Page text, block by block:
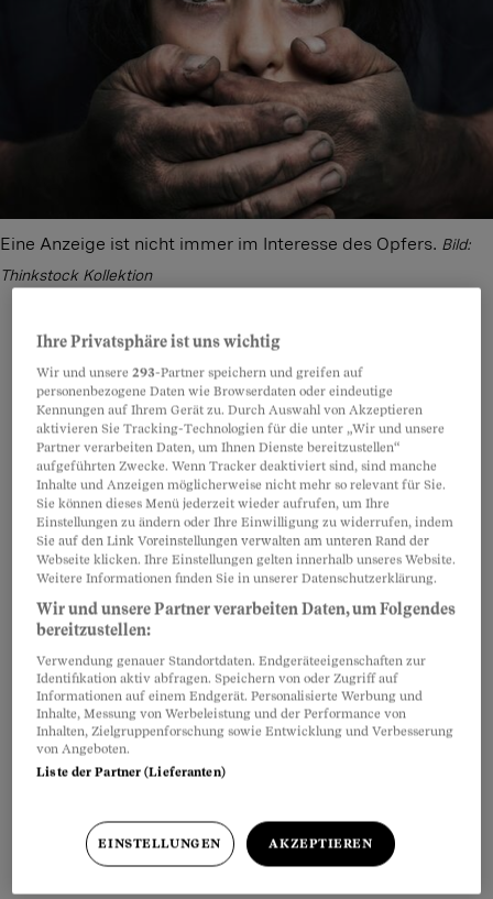
Eine Anzeige ist nicht immer im Interesse des Opfers. Bild:
Thinkstock Kollektion
Teilen Anhören Merken Kommentare
Artikel teilen
Schalten Sie nicht voreilig die Polizei oder
andere Behörden ein. Behörden sind bei
Offizialdelikten nämlich zur Anzeige
verpflichtet. Doch das ist nicht immer im
Interesse des Opfers – besonders dann, wenn die
Beweislage unklar ist oder das Opfer keine
Aussage machen will oder kann. In solchen
Fällen könnten die Opfer zu doppelten Opfern
werden.
Wenden Sie sich an eine anerkannte
www.opferhilfe-schweiz.ch). Die Fachleute
dort haben Schweigepflicht, müssen keine
Ihre Privatsphäre ist uns wichtig
Wir und unsere293-Partner speichern und greifen auf
personenbezogene Daten wie Browserdaten oder eindeutige
Kennungen auf Ihrem Gerät zu. Durch Auswahl von Akzeptieren
aktivieren Sie Tracking-Technologien für die unter „Wir und unsere
Partner verarbeiten Daten, um Ihnen Dienste bereitzustellen“
aufgeführten Zwecke. Wenn Tracker deaktiviert sind, sind manche
Inhalte und Anzeigen möglicherweise nicht mehr so relevant für Sie.
Sie können dieses Menü jederzeit wieder aufrufen, um Ihre
Einstellungen zu ändern oder Ihre Einwilligung zu widerrufen, indem
Sie auf den Link Voreinstellungen verwalten am unteren Rand der
Webseite klicken. Ihre Einstellungen gelten innerhalb unseres Website.
Weitere Informationen finden Sie in unserer Datenschutzerklärung.
Wir und unsere Partner verarbeiten Daten, um Folgendes
bereitzustellen:
Verwendung genauer Standortdaten. Endgeräteeigenschaften zur
Identifikation aktiv abfragen. Speichern von oder Zugriff auf
Informationen auf einem Endgerät. Personalisierte Werbung und
Inhalte, Messung von Werbeleistung und der Performance von
Inhalten, Zielgruppenforschung sowie Entwicklung und Verbesserung
von Angeboten.
Liste der Partner (Lieferanten)
EINSTELLUNGEN AKZEPTIEREN